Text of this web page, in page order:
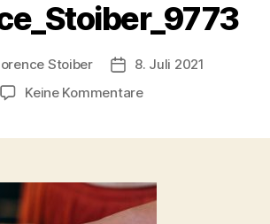
Stoiber
8. Juli 2021
Keine Kommentarezu